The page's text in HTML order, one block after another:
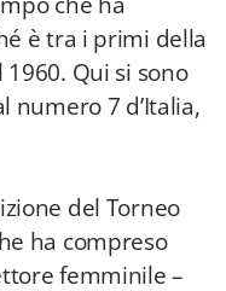
è tra i primi della
Qui si sono
numero 7 d’Italia,
del Torneo
ha compreso
femminile –